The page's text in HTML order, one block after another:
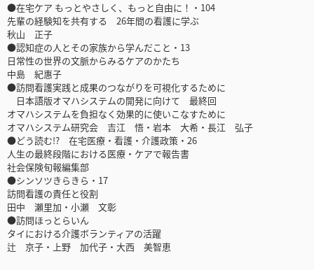
●在宅ケア もっとやさしく、もっと自由に！・104
先輩の経験知を共有する 26年間の看護に学ぶ
秋山 正子
●認知症の人とその家族から学んだこと・13
日常性の世界の文脈からみるケアのかたち
中島 紀惠子
●訪問看護実践と成果のつながりを可視化するために
日本語版オマハシステムの開発に向けて 最終回
オマハシステムを負担なく効果的に使いこなすために
オマハシステム研究会 吉江 悟・岩本 大希・長江 弘子
●どう読む!? 在宅医療・看護・介護政策・26
人生の最終段階における医療・ケアで報告書
社会保険旬報編集部
●シンソツきらきら・17
訪問看護の責任と役割
田中 瀬里加・小瀬 文彰
●訪問ほっとらいん
タイにおける介護ボランティアの活躍
辻 京子・上野 加代子・大西 美智恵